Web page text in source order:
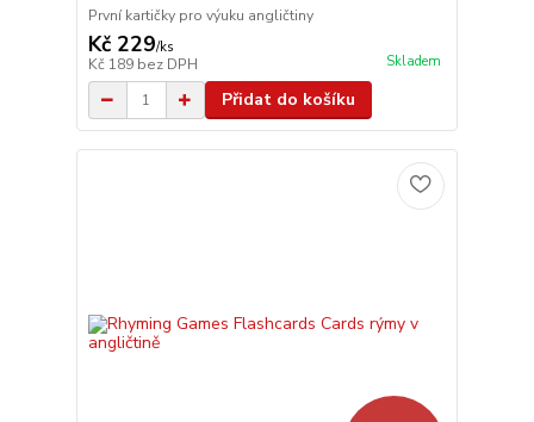
První kartičky pro výuku angličtiny
Kč 229/ks
Kč 189 bez DPH Skladem
Přidat do košíku